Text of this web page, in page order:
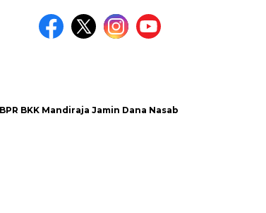
Jamin Dana Nasabah Aman